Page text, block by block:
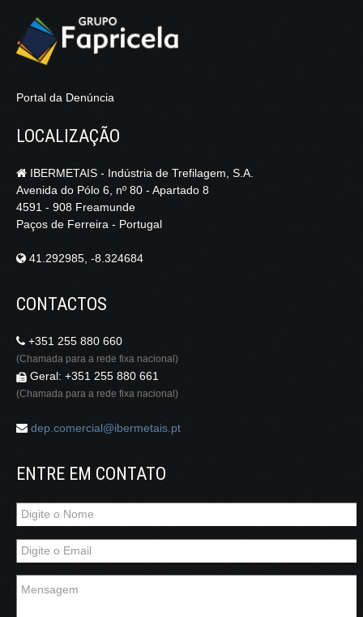
Portal da Denúncia
LOCALIZAÇÃO
IBERMETAIS - Indústria de Trefilagem, S.A.
Avenida do Pólo 6, nº 80 - Apartado 8
4591 - 908 Freamunde
Paços de Ferreira - Portugal
41.292985, -8.324684
CONTACTOS
+351 255 880 660
(Chamada para a rede fixa nacional)
Geral: +351 255 880 661
(Chamada para a rede fixa nacional)
dep.comercial@ibermetais.pt
ENTRE EM CONTATO